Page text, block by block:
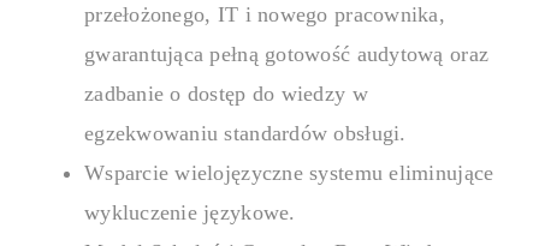
9 Box Grid
potencjał i wyniki.
przełożonego, IT i nowego pracownika,
gwarantująca pełną gotowość audytową oraz
zadbanie o dostęp do wiedzy w
egzekwowaniu standardów obsługi.
Wsparcie wielojęzyczne systemu eliminujące
wykluczenie językowe.